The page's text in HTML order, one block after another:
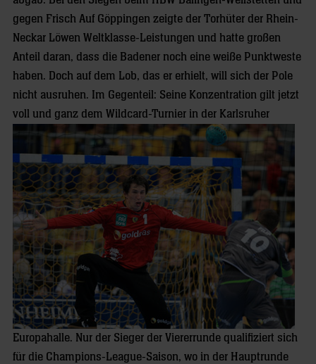
gegen Frisch Auf Göppingen zeigte der Torhüter der Rhein-
Neckar Löwen Weltklasse-Leistungen und hatte großen
Anteil daran, dass die Badener noch eine weiße Punktweste
haben. Doch auf dem Lob, das er erhielt, will sich der Pole
nicht ausruhen. Im Gegenteil: Seine Konzentration gilt jetzt
voll und ganz dem Wildcard-Turnier in der Karlsruher
Europahalle. Nur der Sieger der Viererrunde qualifiziert sich
für die Champions-League-Saison, wo in der Hauptrunde